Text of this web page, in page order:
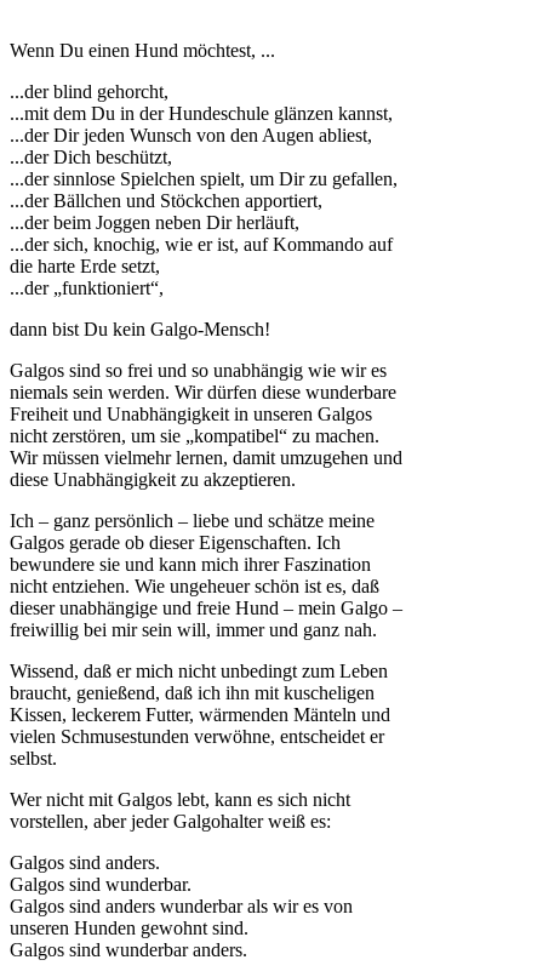
Wenn Du einen Hund möchtest, ...
...der blind gehorcht,
...mit dem Du in der Hundeschule glänzen kannst,
...der Dir jeden Wunsch von den Augen abliest,
...der Dich beschützt,
...der sinnlose Spielchen spielt, um Dir zu gefallen,
...der Bällchen und Stöckchen apportiert,
...der beim Joggen neben Dir herläuft,
...der sich, knochig, wie er ist, auf Kommando auf
die harte Erde setzt,
...der „funktioniert“,
dann bist Du kein Galgo-Mensch!
Galgos sind so frei und so unabhängig wie wir es
niemals sein werden. Wir dürfen diese wunderbare
Freiheit und Unabhängigkeit in unseren Galgos
nicht zerstören, um sie „kompatibel“ zu machen.
Wir müssen vielmehr lernen, damit umzugehen und
diese Unabhängigkeit zu akzeptieren.
Ich – ganz persönlich – liebe und schätze meine
Galgos gerade ob dieser Eigenschaften. Ich
bewundere sie und kann mich ihrer Faszination
nicht entziehen. Wie ungeheuer schön ist es, daß
dieser unabhängige und freie Hund – mein Galgo –
freiwillig bei mir sein will, immer und ganz nah.
Wissend, daß er mich nicht unbedingt zum Leben
braucht, genießend, daß ich ihn mit kuscheligen
Kissen, leckerem Futter, wärmenden Mänteln und
vielen Schmusestunden verwöhne, entscheidet er
selbst.
Wer nicht mit Galgos lebt, kann es sich nicht
vorstellen, aber jeder Galgohalter weiß es:
Galgos sind anders.
Galgos sind wunderbar.
Galgos sind anders wunderbar als wir es von
unseren Hunden gewohnt sind.
Galgos sind wunderbar anders.